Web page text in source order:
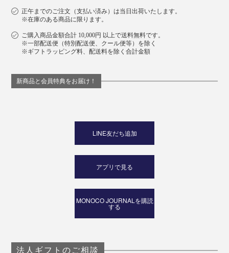
正午までのご注文（支払い済み）は当日出荷いたします。
※在庫のある商品に限ります。
ご購入商品金額合計 10,000円 以上で送料無料です。
※一部配送便（特別配送便、クール便等）を除く
※ギフトラッピング料、配送料を除く合計金額
新商品と会員特典をお届け！
LINE友だち追加
アプリで見る
MONOCO JOURNALを購読
する
法人ギフトのご相談